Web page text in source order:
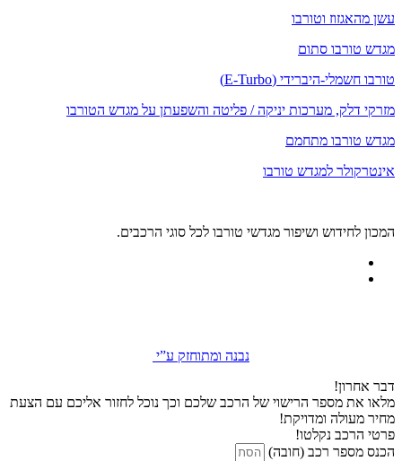
עשן מהאגזוז וטורבו
מגדש טורבו סתום
טורבו חשמלי-היברידי (E-Turbo)
מזרקי דלק, מערכות יניקה / פליטה והשפעתן על מגדש הטורבו
מגדש טורבו מתחמם
אינטרקולר למגדש טורבו
המכון לחידוש ושיפור מגדשי טורבו לכל סוגי הרכבים.
נבנה ומתוחזק ע”י
דבר אחרון!
מלאו את מספר הרישוי של הרכב שלכם וכך נוכל לחזור אליכם עם הצעת
מחיר מעולה ומדויקת!
פרטי הרכב נקלטו!
הכנס מספר רכב (חובה)